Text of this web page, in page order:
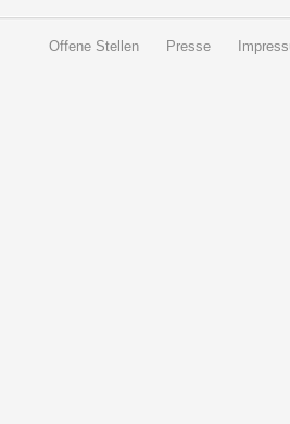
Offene Stellen Presse